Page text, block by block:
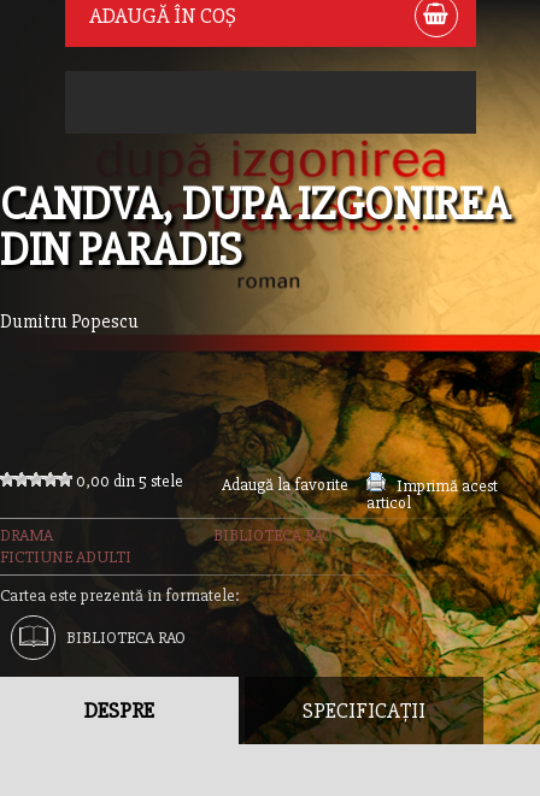
ADAUGĂ ÎN COȘ
CANDVA, DUPA IZGONIREA
DIN PARADIS
Dumitru Popescu
0,00 din 5 stele Adaugă la favorite
Imprimă acest
articol
DRAMA
BIBLIOTECA RAO
FICTIUNE ADULTI
Cartea este prezentă în formatele:
BIBLIOTECA RAO
DESPRE SPECIFICAȚII